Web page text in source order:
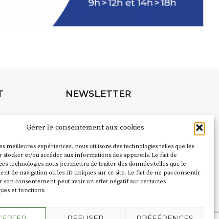
Gérer le consentement aux cookies
meilleures expériences, nous utilisons des technologies telles que les
stocker et/ou accéder aux informations des appareils. Le fait de
technologies nous permettra de traiter des données telles que le
de navigation ou les ID uniques sur ce site. Le fait de ne pas consentir
son consentement peut avoir un effet négatif sur certaines
et fonctions.
Turle, vous avez ouvert une
les rues, les caves, les granges
à d’autres activités culturelles de la
Cochon Charbons’inscrit comme
festival d’Auzon 2026 (2 /22 août).
le nom :Fumoir?
terme employé dans les actes de
pour
NEWSLETTER
NOUS CONTACTER